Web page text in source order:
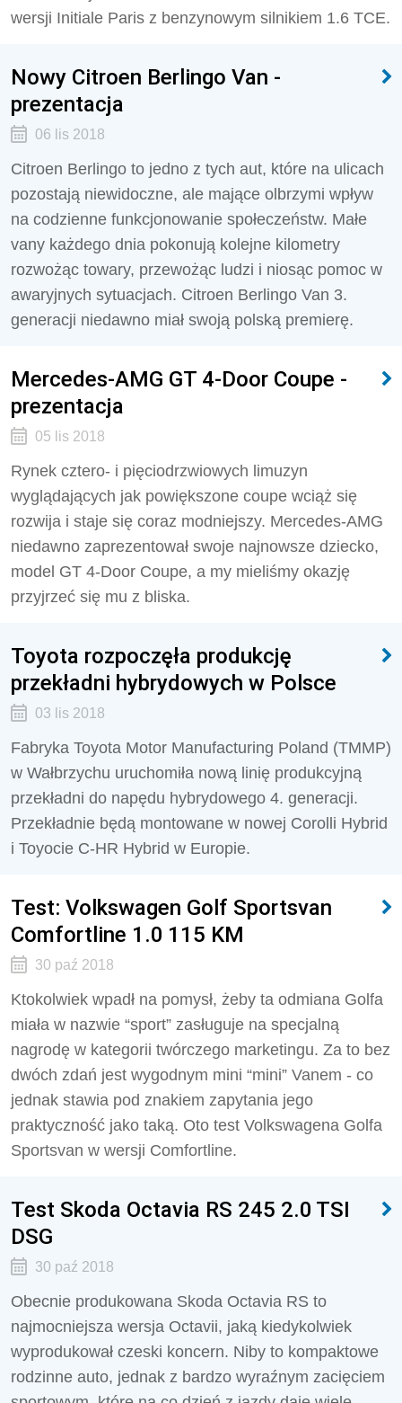
wersji Initiale Paris z benzynowym silnikiem 1.6 TCE.
Nowy Citroen Berlingo Van -
prezentacja
06 lis 2018
Citroen Berlingo to jedno z tych aut, które na ulicach
pozostają niewidoczne, ale mające olbrzymi wpływ
na codzienne funkcjonowanie społeczeństw. Małe
vany każdego dnia pokonują kolejne kilometry
rozwożąc towary, przewożąc ludzi i niosąc pomoc w
awaryjnych sytuacjach. Citroen Berlingo Van 3.
generacji niedawno miał swoją polską premierę.
Mercedes-AMG GT 4-Door Coupe -
prezentacja
05 lis 2018
Rynek cztero- i pięciodrzwiowych limuzyn
wyglądających jak powiększone coupe wciąż się
rozwija i staje się coraz modniejszy. Mercedes-AMG
niedawno zaprezentował swoje najnowsze dziecko,
model GT 4-Door Coupe, a my mieliśmy okazję
przyjrzeć się mu z bliska.
Toyota rozpoczęła produkcję
przekładni hybrydowych w Polsce
03 lis 2018
Fabryka Toyota Motor Manufacturing Poland (TMMP)
w Wałbrzychu uruchomiła nową linię produkcyjną
przekładni do napędu hybrydowego 4. generacji.
Przekładnie będą montowane w nowej Corolli Hybrid
i Toyocie C-HR Hybrid w Europie.
Test: Volkswagen Golf Sportsvan
Comfortline 1.0 115 KM
30 paź 2018
Ktokolwiek wpadł na pomysł, żeby ta odmiana Golfa
miała w nazwie “sport” zasługuje na specjalną
nagrodę w kategorii twórczego marketingu. Za to bez
dwóch zdań jest wygodnym mini “mini” Vanem - co
jednak stawia pod znakiem zapytania jego
praktyczność jako taką. Oto test Volkswagena Golfa
Sportsvan w wersji Comfortline.
Test Skoda Octavia RS 245 2.0 TSI
DSG
30 paź 2018
Obecnie produkowana Skoda Octavia RS to
najmocniejsza wersja Octavii, jaką kiedykolwiek
wyprodukował czeski koncern. Niby to kompaktowe
rodzinne auto, jednak z bardzo wyraźnym zacięciem